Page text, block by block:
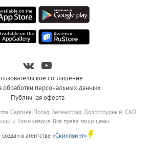
соглашение
обработки персональных данных
Публичная оферта
Сергиев Посад, Зеленоград, Долгопрудный, САО
и Коммунарка. Все права защищены.
в агентстве «Скилпоинт»